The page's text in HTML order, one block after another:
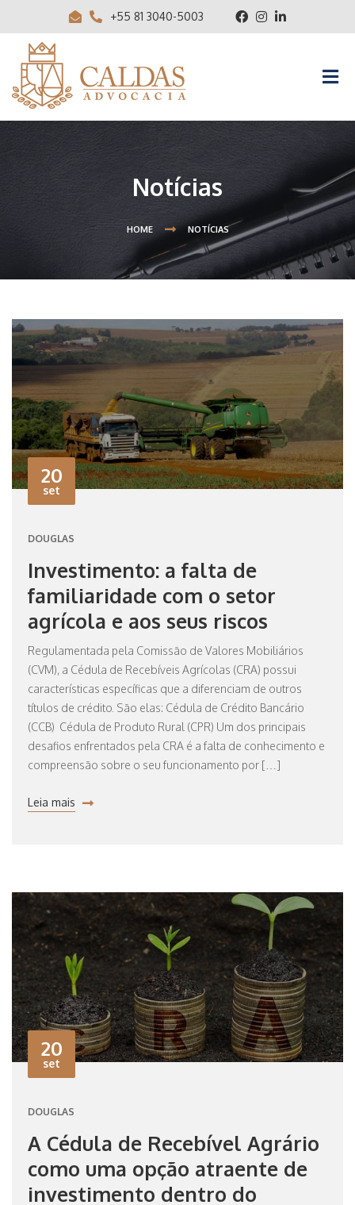
+55 81 3040-5003
Notícias
HOME NOTÍCIAS
20
set
DOUGLAS
Investimento: a falta de
familiaridade com o setor
agrícola e aos seus riscos
Regulamentada pela Comissão de Valores Mobiliários
(CVM), a Cédula de Recebíveis Agrícolas (CRA) possui
características específicas que a diferenciam de outros
títulos de crédito. São elas: Cédula de Crédito Bancário
(CCB) Cédula de Produto Rural (CPR) Um dos principais
desafios enfrentados pela CRA é a falta de conhecimento e
compreensão sobre o seu funcionamento por […]
Leia mais
20
set
DOUGLAS
A Cédula de Recebível Agrário
como uma opção atraente de
investimento dentro do